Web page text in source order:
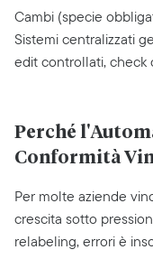
Cambi (specie
Sistemi centralizzati
edit controllati, check
Perché
Conformità
Per molte aziende
crescita sotto
relabeling, errori è